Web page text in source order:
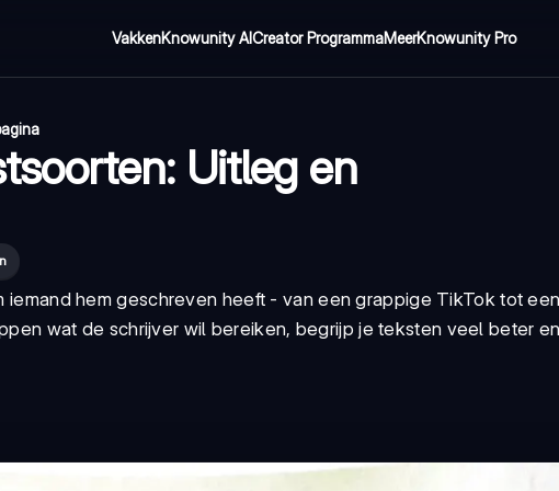
VakkenKnowunity AICreator ProgrammaMeerKnowunity Pro
Uitleg en
hem geschreven heeft - van een grappige TikTok tot
wat de schrijver wil bereiken, begrijp je teksten veel beter